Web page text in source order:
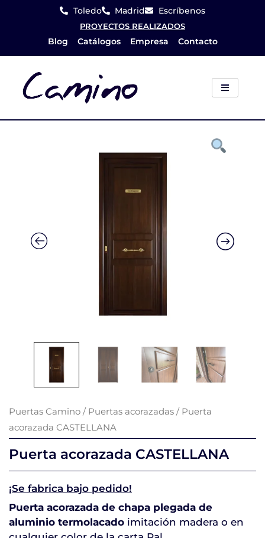
Toledo Madrid Escríbenos
PROYECTOS REALIZADOS
Blog Catálogos Empresa Contacto
Puertas Camino / Puertas acorazadas / Puerta
acorazada CASTELLANA
Puerta acorazada CASTELLANA
¡Se fabrica bajo pedido!
Puerta acorazada de chapa plegada de
aluminio termolacado imitación madera o en